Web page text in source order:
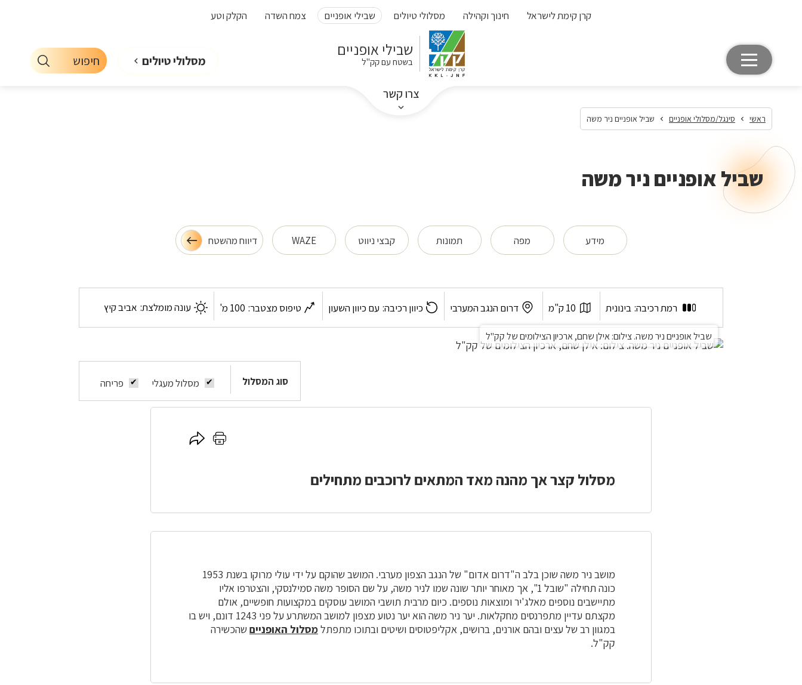
קרן קימת לישראל חינוך וקהילה מסלולי טיולים שבילי אופניים צמח השדה הקלק וטע
שבילי אופניים
בשטח עם קק"ל
צרו קשר
מסלולי טיולים חיפוש
ראשי סינגל/מסלולי אופניים שביל אופניים ניר משה
שביל אופניים ניר משה
מידע מפה תמונות קבצי ניווט WAZE דיווח מהשטח
רמת רכיבה: בינונית
אורך 10 ק"מ
לפי דרום הנגב המערבי כיוון רכיבה: עם כיוון השעון טיפוס מצטבר: 100 מ' עונה מומלצת: אביב קיץ
שביל אופניים ניר משה. צילום: אילן שחם, ארכיון הצילומים של קק"ל
סוג המסלול מסלול מעגלי פריחה
לחץ
לחץ
מסלול קצר אך מהנה מאד המתאים לרוכבים מתחילים
מושב ניר משה שוכן בלב ה"דרום אדום" של הנגב הצפון מערבי. המושב שהוקם על ידי עולי מרוקו בשנת 1953
כונה תחילה "שובל 1", אך מאוחר יותר שונה שמו לניר משה, על שם הסופר משה סמילנסקי, והצטרפו אליו
מתיישבים נוספים מאלג'יר ומוצאות נוספים. כיום מרבית תושבי המושב עוסקים במקצועות חופשיים, אולם
מקצתם עדיין מתפרנסים מחקלאות. יער ניר משה הוא יער נטוע מצפון למושב המשתרע על פני 1243 דונם, ויש בו
במגוון רב של עצים ובהם אורנים, ברושים, אקליפטוסים ושיטים ובתוכו מתפתלמסלול האופניים שהכשירה
קק"ל.